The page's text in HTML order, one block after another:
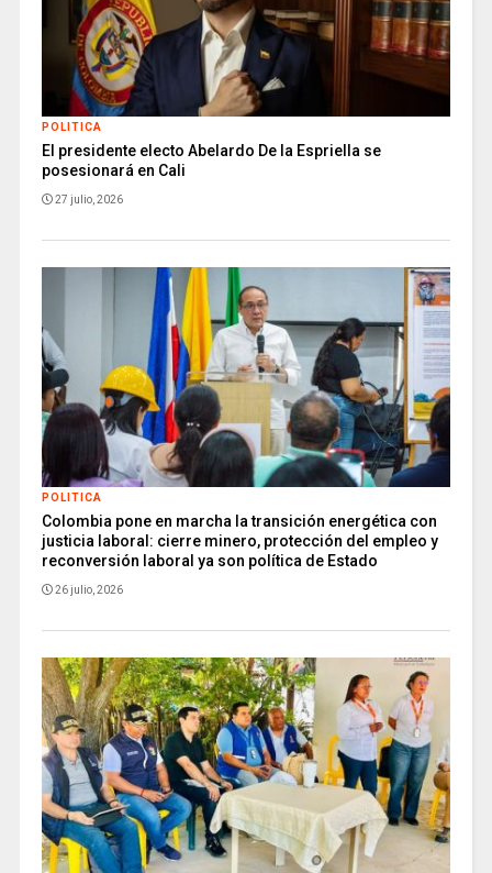
POLITICA
El presidente electo Abelardo De la Espriella se
posesionará en Cali
27 julio, 2026
POLITICA
Colombia pone en marcha la transición energética con
justicia laboral: cierre minero, protección del empleo y
reconversión laboral ya son política de Estado
26 julio, 2026